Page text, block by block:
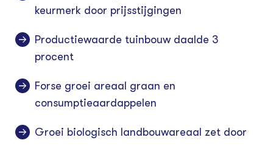
keurmerk door prijsstijgingen
Productiewaarde tuinbouw daalde 3
procent
Forse groei areaal graan en
consumptieaardappelen
Groei biologisch landbouwareaal zet door